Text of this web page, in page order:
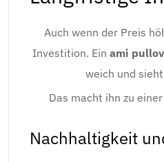
Auch wenn der Preis
Investition. Ein ami
weich und
Das macht ihn zu
Nachhaltigkeit